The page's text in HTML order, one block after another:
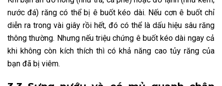
nước đá) răng có thể bị ê buốt kéo dài. Nếu cơn ê buốt chỉ
diễn ra trong vài giây rồi hết, đó có thể là dấu hiệu sâu răng
thông thường. Nhưng nếu triệu chứng ê buốt kéo dài ngay cả
khi không còn kích thích thì có khả năng cao tủy răng của
bạn đã bị viêm.